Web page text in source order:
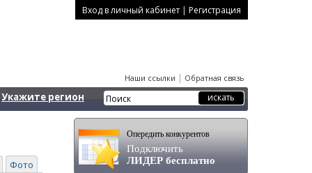
Вход в личный кабинет | Регистрация
Наши ссылки | Обратная связь
Укажите регион
Фото
Опередить конкурентов
Подключить
ЛИДЕР бесплатно